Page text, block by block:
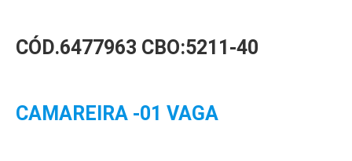
CÓD.6477963 CBO:5211-40
CAMAREIRA -01 VAGA